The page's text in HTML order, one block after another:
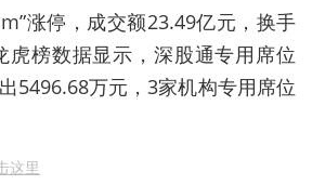
涨停，成交额23.49亿元，换手
虎榜数据显示，深股通专用席位
5496.68万元，3家机构专用席位
这里